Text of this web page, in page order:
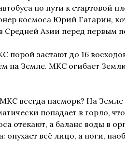
по пути к стартовой
космоса Юрий Гагарин,
Средней Азии перед первым
порой застают до 16
на Земле. МКС огибает
МКС всегда насморк? На
попадает в горло,
отекают, а баланс воды в
опухает всё лицо, а ноги,